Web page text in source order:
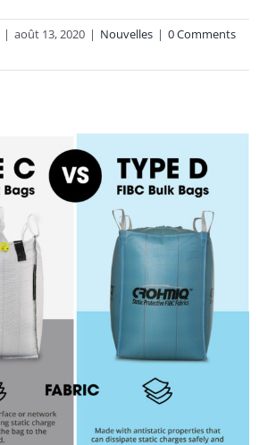
| août 13, 2020 | Nouvelles | 0 Comments